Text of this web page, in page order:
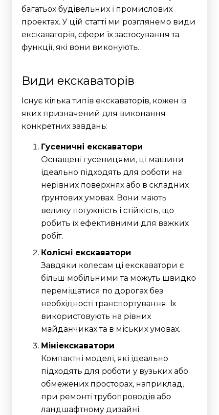
багатьох будівельних і промислових
проектах. У цій статті ми розглянемо види
екскаваторів, сфери їх застосування та
функції, які вони виконують.
Види екскаваторів
Існує кілька типів екскаваторів, кожен із
яких призначений для виконання
конкретних завдань:
Гусеничні екскаватори
Оснащені гусеницями, ці машини
ідеально підходять для роботи на
нерівних поверхнях або в складних
ґрунтових умовах. Вони мають
велику потужність і стійкість, що
робить їх ефективними для важких
робіт.
Колісні екскаватори
Завдяки колесам ці екскаватори є
більш мобільними та можуть швидко
переміщатися по дорогах без
необхідності транспортування. Їх
використовують на рівних
майданчиках та в міських умовах.
Мініекскаватори
Компактні моделі, які ідеально
підходять для роботи у вузьких або
обмежених просторах, наприклад,
при ремонті трубопроводів або
ландшафтному дизайні.